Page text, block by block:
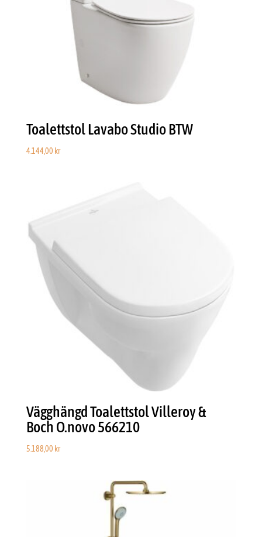
Toalettstol Lavabo Studio BTW
4.144,00 kr
Vägghängd Toalettstol Villeroy &
Boch O.novo 566210
5.188,00 kr